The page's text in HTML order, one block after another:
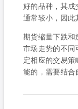
好的品种，其成
通常较小，因此
期货缩量下跌和
市场走势的不同
定相应的交易
能的，需要结合